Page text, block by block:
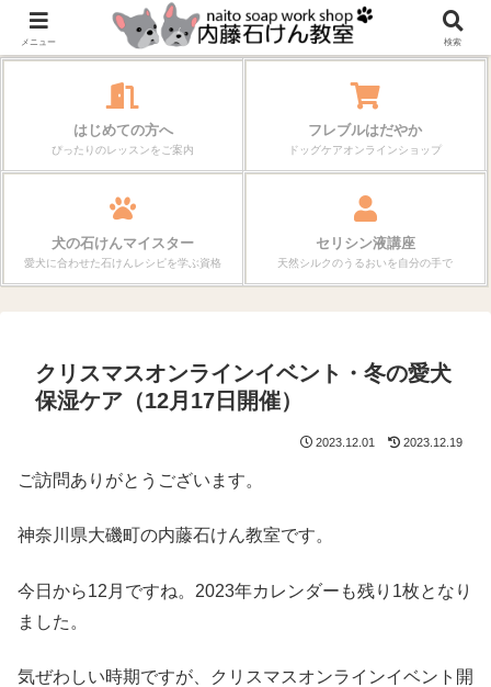
作る楽しさが、毎日の暮らしを変えていく。
はじめての方へ
ぴったりのレッスンをご案内
フレブルはだやか
ドッグケアオンラインショップ
犬の石けんマイスター
愛犬に合わせた石けんレシピを学ぶ資格
セリシン液講座
天然シルクのうるおいを自分の手で
クリスマスオンラインイベント・冬の愛犬
保湿ケア（12月17日開催）
2023.12.01 2023.12.19
ご訪問ありがとうございます。
神奈川県大磯町の内藤石けん教室です。
今日から12月ですね。2023年カレンダーも残り1枚となり
ました。
気ぜわしい時期ですが、クリスマスオンラインイベント開
メニュー 検索